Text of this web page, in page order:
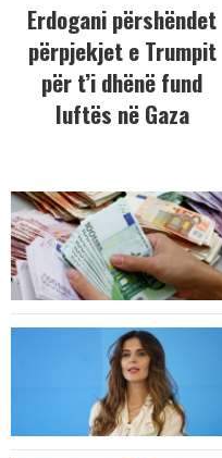
Erdogani përshëndet
përpjekjet e Trumpit
për t’i dhënë fund
luftës në Gaza